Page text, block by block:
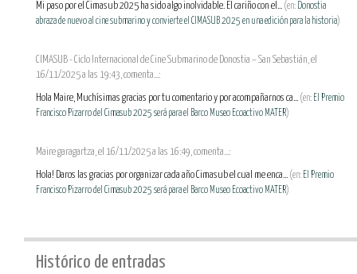
Mi paso por el Cimasub 2025 ha sido algo inolvidable. El cariño con el... (en: Donostia
abraza de nuevo al cine submarino y convierte el CIMASUB 2025 en una edición para la historia)
CIMASUB - Ciclo Internacional de Cine Submarino de Donostia – San Sebastián, el
16/11/2025 a las 19:43, comenta...:
Hola Maire, Muchísimas gracias por tu comentario y por acompañarnos ca... (en: El Premio
Francisco Pizarro del Cimasub 2025 será para el Barco Museo Ecoactivo MATER)
Maire garagartza, el 16/11/2025 a las 16:49, comenta...:
Hola! Daros las gracias por organizar cada año Cimasub el cual me enca... (en: El Premio
Francisco Pizarro del Cimasub 2025 será para el Barco Museo Ecoactivo MATER)
Histórico de entradas